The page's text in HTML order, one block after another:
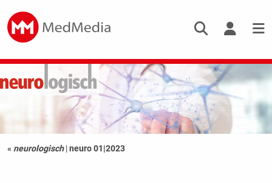
« neurologisch |neuro 01|2023